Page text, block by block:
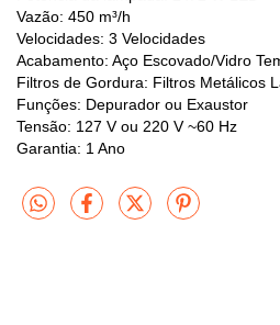
Vazão: 450 m³/h
Velocidades: 3 Velocidades
Acabamento: Aço Escovado/Vidro
Filtros de Gordura: Filtros Metálicos
Funções: Depurador ou Exaustor
Tensão: 127 V ou 220 V ~60 Hz
Garantia: 1 Ano